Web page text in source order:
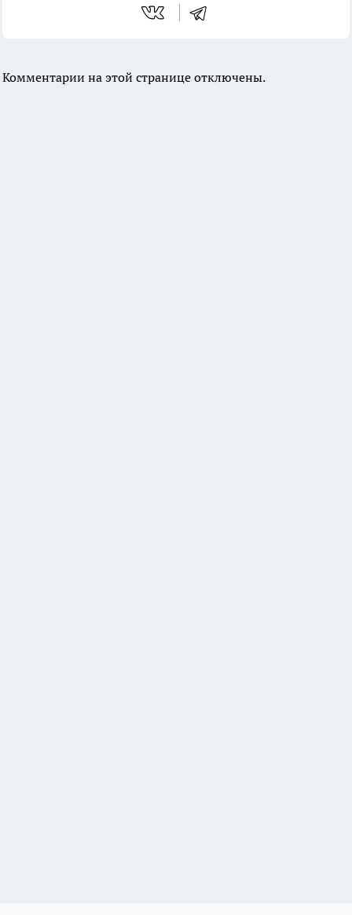
Комментарии на этой странице отключены.